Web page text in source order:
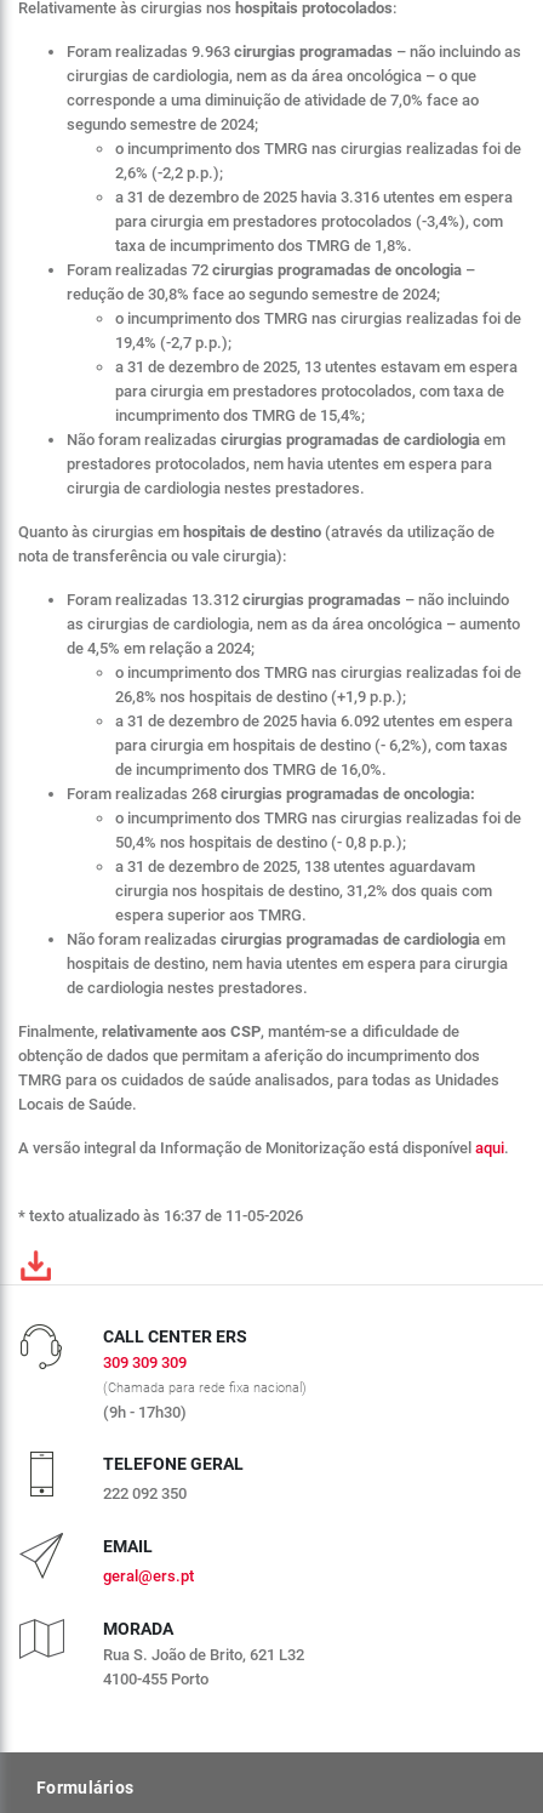
Relativamente às cirurgias nos hospitais protocolados:
Foram realizadas 9.963 cirurgias programadas – não incluindo as
cirurgias de cardiologia, nem as da área oncológica – o que
corresponde a uma diminuição de atividade de 7,0% face ao
segundo semestre de 2024;
o incumprimento dos TMRG nas cirurgias realizadas foi de
2,6% (-2,2 p.p.);
a 31 de dezembro de 2025 havia 3.316 utentes em espera
para cirurgia em prestadores protocolados (-3,4%), com
taxa de incumprimento dos TMRG de 1,8%.
Foram realizadas 72 cirurgias programadas de oncologia –
redução de 30,8% face ao segundo semestre de 2024;
o incumprimento dos TMRG nas cirurgias realizadas foi de
19,4% (-2,7 p.p.);
a 31 de dezembro de 2025, 13 utentes estavam em espera
para cirurgia em prestadores protocolados, com taxa de
incumprimento dos TMRG de 15,4%;
Não foram realizadas cirurgias programadas de cardiologia em
prestadores protocolados, nem havia utentes em espera para
cirurgia de cardiologia nestes prestadores.
Quanto às cirurgias em hospitais de destino (através da utilização de
nota de transferência ou vale cirurgia):
Foram realizadas 13.312 cirurgias programadas – não incluindo
as cirurgias de cardiologia, nem as da área oncológica – aumento
de 4,5% em relação a 2024;
o incumprimento dos TMRG nas cirurgias realizadas foi de
26,8% nos hospitais de destino (+1,9 p.p.);
a 31 de dezembro de 2025 havia 6.092 utentes em espera
para cirurgia em hospitais de destino (- 6,2%), com taxas
de incumprimento dos TMRG de 16,0%.
Foram realizadas 268 cirurgias programadas de oncologia:
o incumprimento dos TMRG nas cirurgias realizadas foi de
50,4% nos hospitais de destino (- 0,8 p.p.);
a 31 de dezembro de 2025, 138 utentes aguardavam
cirurgia nos hospitais de destino, 31,2% dos quais com
espera superior aos TMRG.
Não foram realizadas cirurgias programadas de cardiologia em
hospitais de destino, nem havia utentes em espera para cirurgia
de cardiologia nestes prestadores.
Finalmente, relativamente aos CSP, mantém-se a dificuldade de
obtenção de dados que permitam a aferição do incumprimento dos
TMRG para os cuidados de saúde analisados, para todas as Unidades
Locais de Saúde.
A versão integral da Informação de Monitorização está disponível aqui.
* texto atualizado às 16:37 de 11-05-2026
CALL CENTER ERS
309 309 309
(Chamada para rede fixa nacional)
(9h - 17h30)
TELEFONE GERAL
222 092 350
EMAIL
geral@ers.pt
MORADA
Rua S. João de Brito, 621 L32
4100-455 Porto
Formulários